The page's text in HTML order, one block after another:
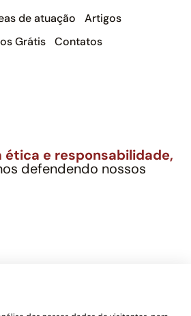
de atuação
Artigos
Grátis
Contatos
ética e responsabilidade,
defendendo nossos